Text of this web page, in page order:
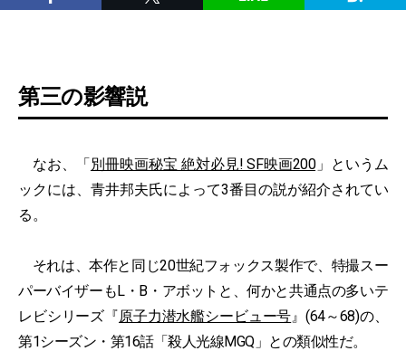
第三の影響説
なお、「別冊映画秘宝 絶対必見! SF映画200」というム
ックには、青井邦夫氏によって3番目の説が紹介されてい
る。
それは、本作と同じ20世紀フォックス製作で、特撮スー
パーバイザーもL・B・アボットと、何かと共通点の多いテ
レビシリーズ『原子力潜水艦シービュー号』(64～68)の、
第1シーズン・第16話「殺人光線MGQ」との類似性だ。